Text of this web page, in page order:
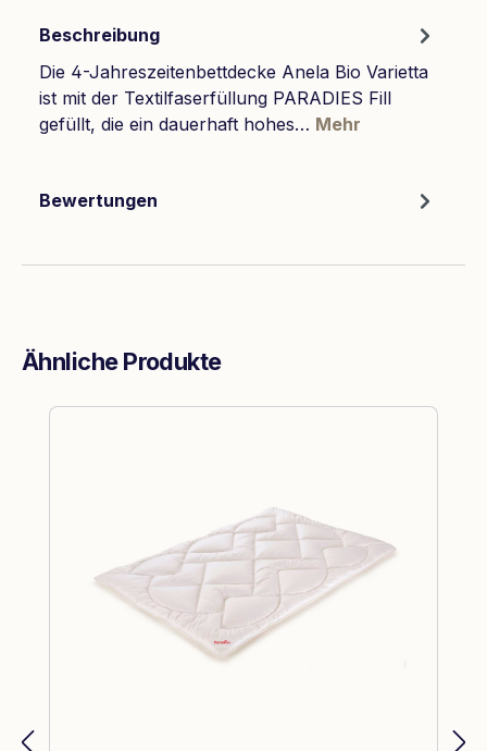
Beschreibung
Die 4-Jahreszeitenbettdecke Anela Bio Varietta
ist mit der Textilfaserfüllung PARADIES Fill
gefüllt, die ein dauerhaft hohes… Mehr
Bewertungen
Ähnliche Produkte
Produktgalerie überspringen